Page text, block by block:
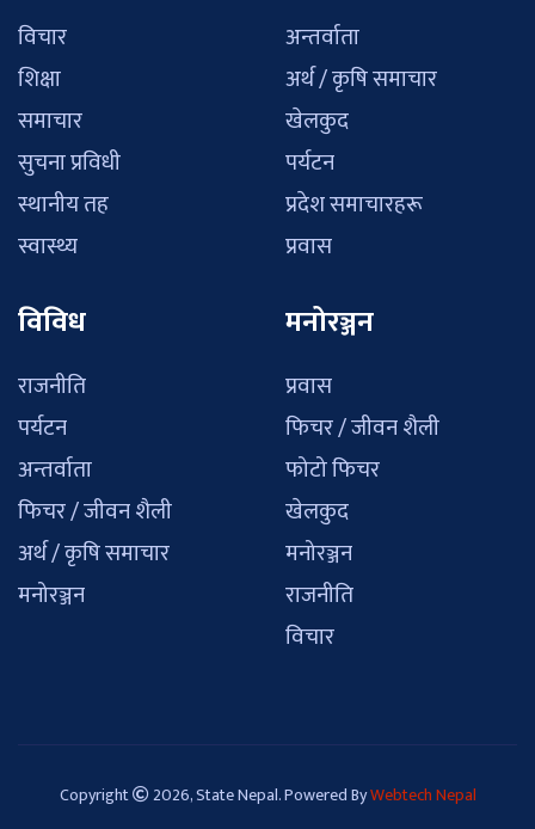
विचार
शिक्षा
समाचार
सुचना प्रविधी
स्थानीय तह
स्वास्थ्य
अन्तर्वाता
अर्थ / कृषि समाचार
खेलकुद
पर्यटन
प्रदेश समाचारहरू
प्रवास
विविध
राजनीति
पर्यटन
अन्तर्वाता
फिचर / जीवन शैली
अर्थ / कृषि समाचार
मनोरञ्जन
मनोरञ्जन
प्रवास
फिचर / जीवन शैली
फोटो फिचर
खेलकुद
मनोरञ्जन
राजनीति
विचार
Copyright 2026, State Nepal. Powered ByWebtech Nepal